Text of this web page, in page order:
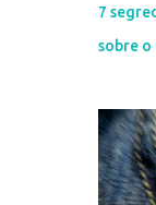
7
sobre